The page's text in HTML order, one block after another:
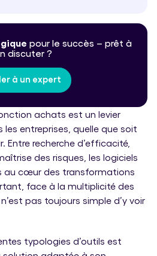
pour le succès – prêt à
discuter ?
à un expert
achats est un levier
entreprises, quelle que soit
Entre recherche d’efficacité,
des risques, les logiciels
au cœur des transformations
face à la multiplicité des
pas toujours simple d’y voir
typologies d’outils est